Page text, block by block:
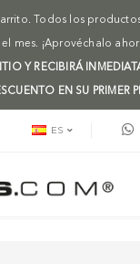
Todos los
mes. ¡Aprovéchalo
Y RECIBIRÁ
EN SU PRIMER
ES